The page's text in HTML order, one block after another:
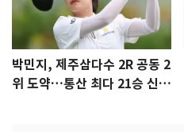
박민지, 제주삼다수 2R 공동 2
위 도약…통산 최다 21승 신기